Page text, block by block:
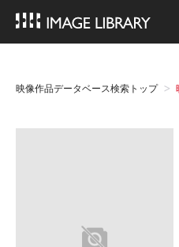
映像作品データベース検索トップ